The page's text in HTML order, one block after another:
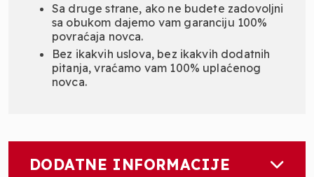
Sa druge strane, ako ne budete zadovoljni
sa obukom dajemo vam garanciju 100%
povraćaja novca.
Bez ikakvih uslova, bez ikakvih dodatnih
pitanja, vraćamo vam 100% uplaćenog
novca.
DODATNE INFORMACIJE